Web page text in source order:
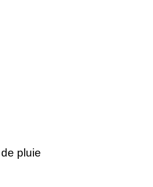
pluie